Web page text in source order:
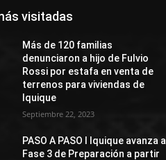
visitadas
Más de 120 familias
denunciaron a hijo de Fulvio
Rossi por estafa en venta de
terrenos para viviendas de
Iquique
Septiembre 22, 2023
PASO A PASO I Iquique avanza a
Fase 3 de Preparación a partir